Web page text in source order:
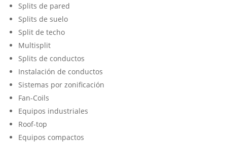
Splits de pared
Splits de suelo
Split de techo
Multisplit
Splits de conductos
Instalación de conductos
Sistemas por zonificación
Fan-Coils
Equipos industriales
Roof-top
Equipos compactos